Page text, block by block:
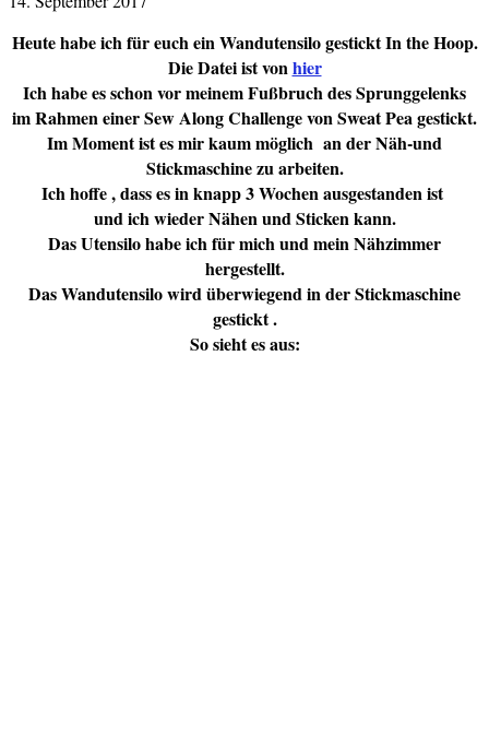
Heute habe ich für euch ein Wandutensilo gestickt In the Hoop.
Die Datei ist vonhier
Ich habe es schon vor meinem Fußbruch des Sprunggelenks
im Rahmen einer Sew Along Challenge von Sweat Pea gestickt.
Im Moment ist es mir kaum möglich an der Näh-und
Stickmaschine zu arbeiten.
Ich hoffe , dass es in knapp 3 Wochen ausgestanden ist
und ich wieder Nähen und Sticken kann.
Das Utensilo habe ich für mich und mein Nähzimmer
hergestellt.
Das Wandutensilo wird überwiegend in der Stickmaschine
gestickt .
So sieht es aus: